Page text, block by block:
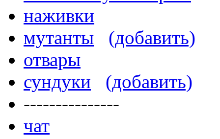
наживки
мутанты
(добавить)
отвары
сундуки
(добавить)
---------------
чат